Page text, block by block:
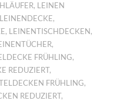
,
LEINEN
LEINENDECKE,
, LEINENTISCHDECKEN ,
,
FRÜHLING,
REDUZIERT,
FRÜHLING,
REDUZIERT,